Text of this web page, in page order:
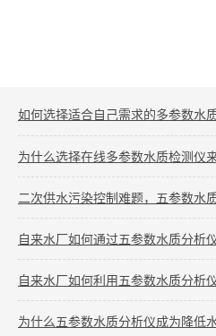
如何选择适合自己需求的多参数水
为什么选择在线多参数水质检测仪
二次供水污染控制难题，五参数水
自来水厂如何通过五参数水质分析
自来水厂如何利用五参数水质分析
为什么五参数水质分析仪成为降低